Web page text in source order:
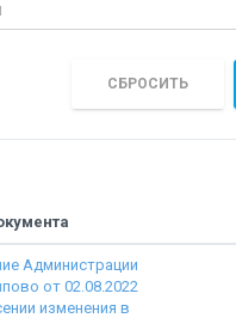
СБРОСИТЬ
Администрации
от 02.08.2022
изменения в